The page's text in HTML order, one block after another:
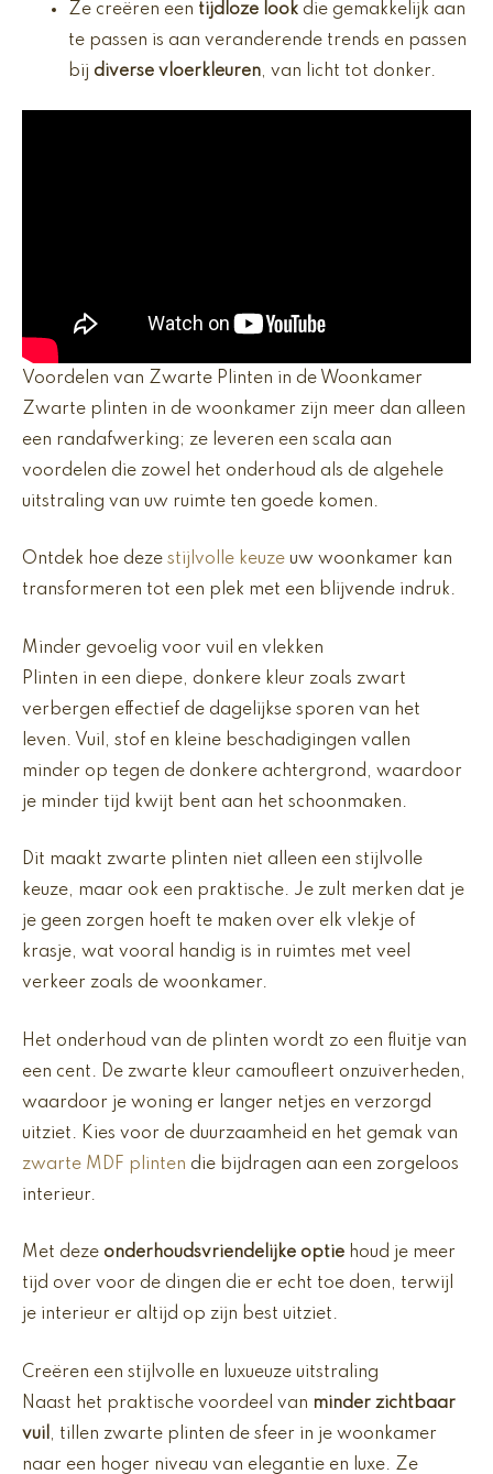
Ze creëren een tijdloze look die gemakkelijk aan
te passen is aan veranderende trends en passen
bij diverse vloerkleuren, van licht tot donker.
Voordelen van Zwarte Plinten in de Woonkamer
Zwarte plinten in de woonkamer zijn meer dan alleen
een randafwerking; ze leveren een scala aan
voordelen die zowel het onderhoud als de algehele
uitstraling van uw ruimte ten goede komen.
Ontdek hoe deze stijlvolle keuze uw woonkamer kan
transformeren tot een plek met een blijvende indruk.
Minder gevoelig voor vuil en vlekken
Plinten in een diepe, donkere kleur zoals zwart
verbergen effectief de dagelijkse sporen van het
leven. Vuil, stof en kleine beschadigingen vallen
minder op tegen de donkere achtergrond, waardoor
je minder tijd kwijt bent aan het schoonmaken.
Dit maakt zwarte plinten niet alleen een stijlvolle
keuze, maar ook een praktische. Je zult merken dat je
je geen zorgen hoeft te maken over elk vlekje of
krasje, wat vooral handig is in ruimtes met veel
verkeer zoals de woonkamer.
Het onderhoud van de plinten wordt zo een fluitje van
een cent. De zwarte kleur camoufleert onzuiverheden,
waardoor je woning er langer netjes en verzorgd
uitziet. Kies voor de duurzaamheid en het gemak van
zwarte MDF plinten die bijdragen aan een zorgeloos
interieur.
Met deze onderhoudsvriendelijke optie houd je meer
tijd over voor de dingen die er echt toe doen, terwijl
je interieur er altijd op zijn best uitziet.
Creëren een stijlvolle en luxueuze uitstraling
Naast het praktische voordeel van minder zichtbaar
vuil , tillen zwarte plinten de sfeer in je woonkamer
naar een hoger niveau van elegantie en luxe. Ze